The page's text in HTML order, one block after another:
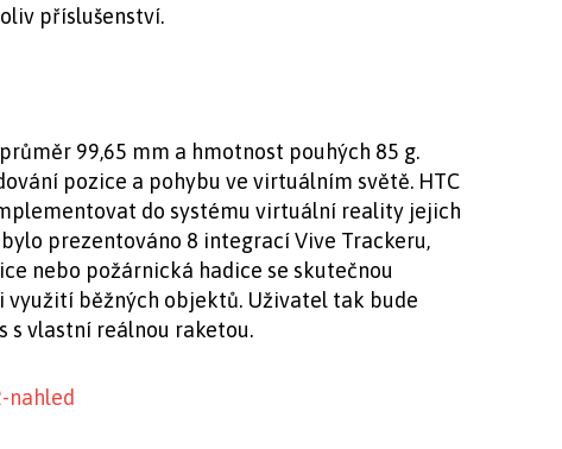
příslušenství.
99,65 mm a hmotnost pouhých 85 g.
pozice a pohybu ve virtuálním světě. HTC
do systému virtuální reality jejich
prezentováno 8 integrací Vive Trackeru,
nebo požárnická hadice se skutečnou
běžných objektů. Uživatel tak bude
vlastní reálnou raketou.